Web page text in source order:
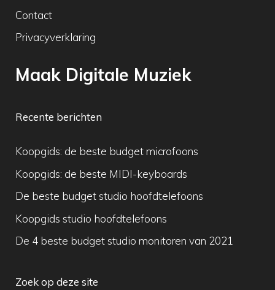
Contact
Privacyverklaring
Maak Digitale Muziek
Recente berichten
Koopgids: de beste budget microfoons
Koopgids: de beste MIDI-keyboards
De beste budget studio hoofdtelefoons
Koopgids studio hoofdtelefoons
De 4 beste budget studio monitoren van 2021
Zoek op deze site